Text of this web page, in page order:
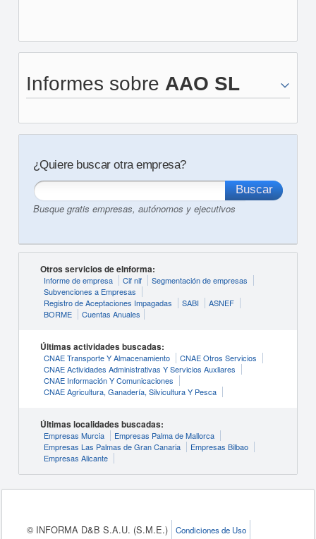
Informes sobre AAO SL
¿Quiere buscar otra empresa?
Busque gratis empresas, autónomos y ejecutivos
Otros servicios de eInforma:
Informe de empresa Cif nif
Segmentación de empresas
Subvenciones a Empresas
Registro de Aceptaciones Impagadas
SABI
ASNEF
BORME
Cuentas Anuales
Últimas actividades buscadas:
CNAE Transporte Y Almacenamiento
CNAE Otros Servicios
CNAE Actividades Administrativas Y Servicios Auxliares
CNAE Información Y Comunicaciones
CNAE Agricultura, Ganadería, Silvicultura Y Pesca
Últimas localidades buscadas:
Empresas Murcia
Empresas Palma de Mallorca
Empresas Las Palmas de Gran Canaria
Empresas Bilbao
Empresas Alicante
© INFORMA D&B S.A.U. (S.M.E.) Condiciones de Uso